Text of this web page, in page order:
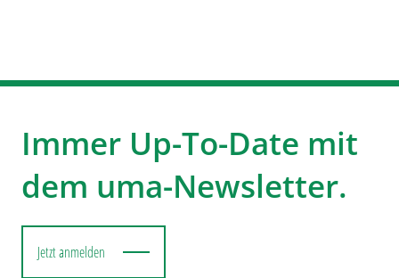
Immer Up-To-Date mit
dem uma-Newsletter.
Jetzt anmelden